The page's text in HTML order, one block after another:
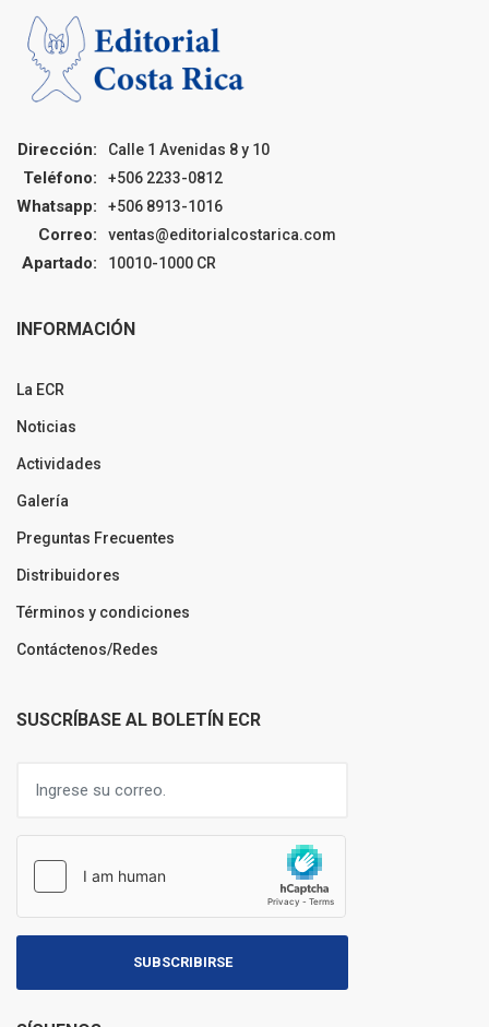
Dirección: Calle 1 Avenidas 8 y 10
Teléfono: +506 2233-0812
Whatsapp: +506 8913-1016
Correo: ventas@editorialcostarica.com
Apartado: 10010-1000 CR
INFORMACIÓN
La ECR
Noticias
Actividades
Galería
Preguntas Frecuentes
Distribuidores
Términos y condiciones
Contáctenos/Redes
SUSCRÍBASE AL BOLETÍN ECR
SUBSCRIBIRSE